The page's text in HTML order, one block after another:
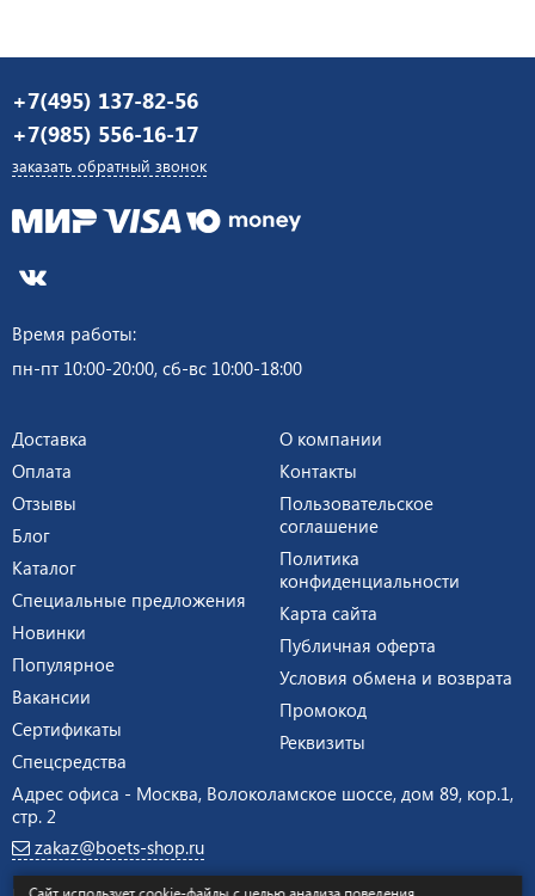
+7(495) 137-82-56
+7(985) 556-16-17
заказать обратный звонок
Время работы:
пн-пт 10:00-20:00, сб-вс 10:00-18:00
Доставка
Оплата
Отзывы
Блог
Каталог
Специальные предложения
Новинки
Популярное
Вакансии
Сертификаты
Спецсредства
О компании
Контакты
Пользовательское
соглашение
Политика
конфиденциальности
Карта сайта
Публичная оферта
Условия обмена и возврата
Промокод
Реквизиты
Адрес офиса - Москва, Волоколамское шоссе, дом 89, кор.1,
стр. 2
zakaz@boets-shop.ru